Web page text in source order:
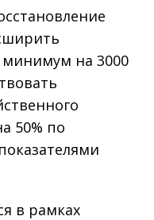
на 3000
50% по
в рамках